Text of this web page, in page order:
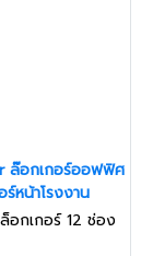
ล๊อกเกอร์ออฟฟิศ
หน้าโรงงาน
อกเกอร์ 12 ช่อง